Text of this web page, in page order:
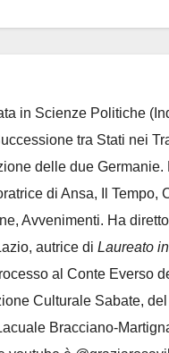
in Scienze Politiche
tra Stati nei
delle due
di Ansa, Il
Avvenimenti. Ha diretto
autrice di Laureato
al Conte Everso
Culturale Sabate, del
Bracciano-